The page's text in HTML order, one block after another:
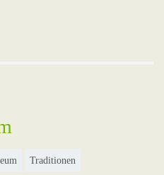
Traditionen